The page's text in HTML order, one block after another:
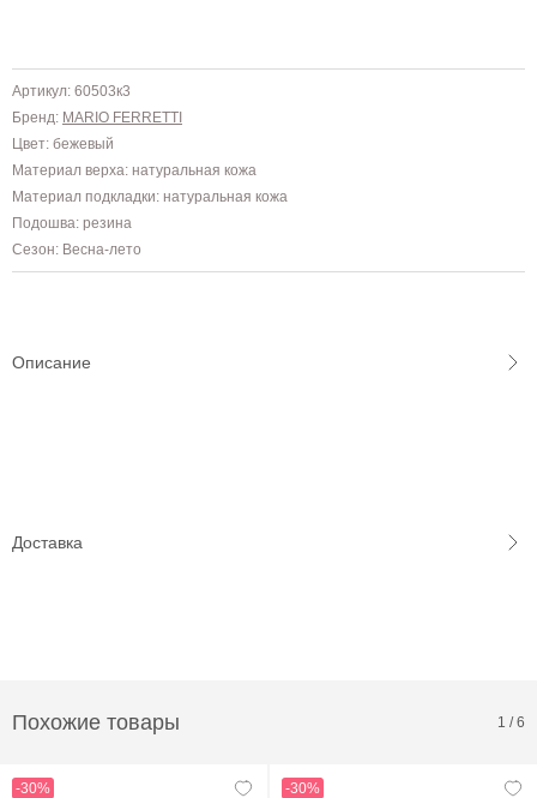
Артикул: 60503к3
Бренд: MARIO FERRETTI
Цвет: бежевый
Материал верха: натуральная кожа
Материал подкладки: натуральная кожа
Подошва: резина
Сезон: Весна-лето
Описание
Доставка
Похожие товары 1 /6
-30% -30%